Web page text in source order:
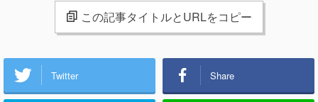
この記事タイトルとURLをコピー
Twitter Share